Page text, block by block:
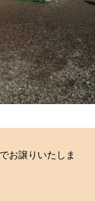
お譲りいたしま